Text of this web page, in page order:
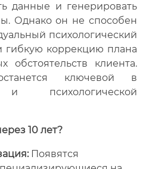
данные и генерировать
Однако он не способен
психологический
гибкую коррекцию плана
обстоятельств клиента.
ключевой в
и психологической
10 лет?
Появятся